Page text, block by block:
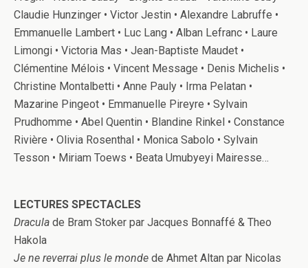
Claudie Hunzinger • Victor Jestin • Alexandre Labruffe •
Emmanuelle Lambert • Luc Lang • Alban Lefranc • Laure
Limongi • Victoria Mas • Jean-Baptiste Maudet •
Clémentine Mélois • Vincent Message • Denis Michelis •
Christine Montalbetti • Anne Pauly • Irma Pelatan •
Mazarine Pingeot • Emmanuelle Pireyre • Sylvain
Prudhomme • Abel Quentin • Blandine Rinkel • Constance
Rivière • Olivia Rosenthal • Monica Sabolo • Sylvain
Tesson • Miriam Toews • Beata Umubyeyi Mairesse…
LECTURES SPECTACLES
Dracula de Bram Stoker par Jacques Bonnaffé & Theo
Hakola
Je ne reverrai plus le monde de Ahmet Altan par Nicolas